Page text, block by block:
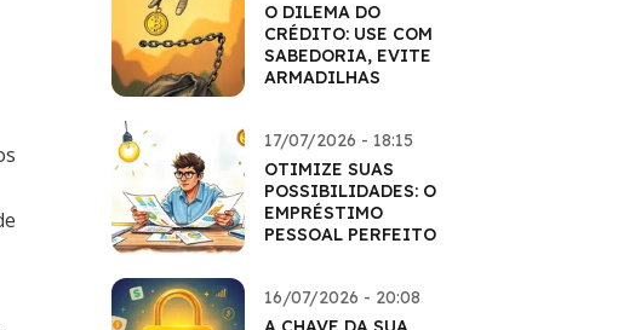
O DILEMA DO
CRÉDITO: USE COM
SABEDORIA, EVITE
ARMADILHAS
17/07/2026 - 18:15
OTIMIZE SUAS
POSSIBILIDADES: O
EMPRÉSTIMO
PESSOAL PERFEITO
16/07/2026 - 20:08